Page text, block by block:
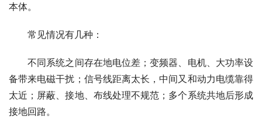
本体。
常见情况有几种：
不同系统之间存在地电位差；变频器、电机、大功率设
备带来电磁干扰；信号线距离太长，中间又和动力电缆靠得
太近；屏蔽、接地、布线处理不规范；多个系统共地后形成
接地回路。